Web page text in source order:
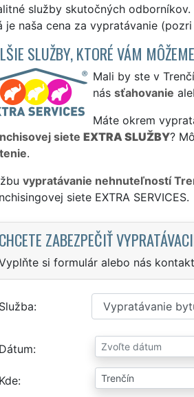
služby skutočných odborníkov.
je naša cena za vypratávanie (pozri
SLUŽBY, KTORÉ VÁM
Mali by ste v
nás sťahovanie
Máte okrem
siete EXTRA SLUŽBY?
.
vypratávanie nehnuteľností
siete EXTRA SERVICES.
CHCETE ZABEZPEČIŤ
si formulár alebo nás
Služba
Dátum
Kde